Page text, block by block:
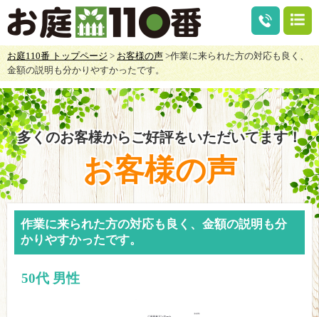
お庭110番 トップページ >お客様の声>作業に来られた方の対応も良く、
金額の説明も分かりやすかったです。
多くのお客様からご好評をいただいてます！
お客様の声
作業に来られた方の対応も良く、金額の説明も分
かりやすかったです。
50代 男性